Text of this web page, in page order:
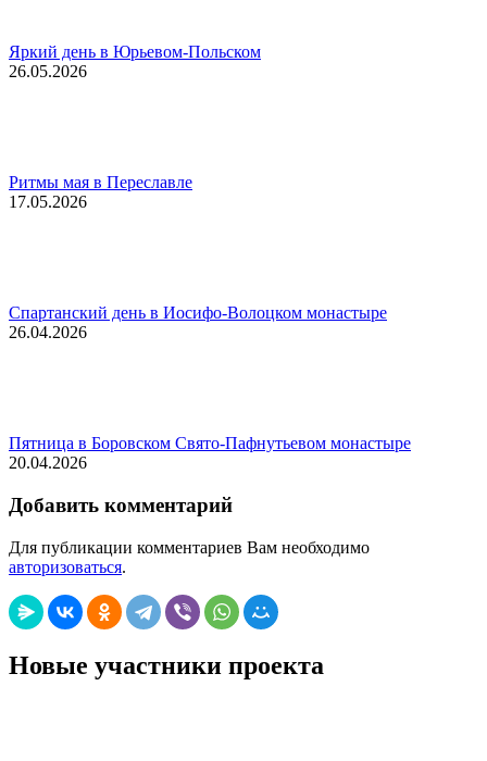
Яркий день в Юрьевом-Польском
26.05.2026
Ритмы мая в Переславле
17.05.2026
Спартанский день в Иосифо-Волоцком монастыре
26.04.2026
Пятница в Боровском Свято-Пафнутьевом монастыре
20.04.2026
Добавить комментарий
Для публикации комментариев Вам необходимо
авторизоваться.
Новые участники проекта